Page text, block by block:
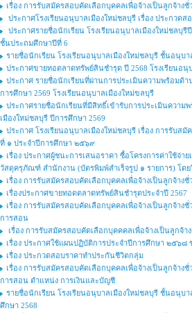
เรื่อง การรับสมัครสอบคัดเลือกบุคคลเพื่อจ้างเป็นลูกจ้างชั่
ประกาศโรงเรียนอนุบาลเมืองใหม่ชลบุรี เรื่อง ประกวด
ประกาศรายชื่อนักเรียน โรงเรียนอนุบาลเมืองใหม่ชลบุ
ชั้นประถมศึกษาปีที่ 6
รายชื่อนักเรียน โรงเรียนอนุบาลเมืองใหม่ชลบุรี ชั้นอนุบ
ประกาศขายทอตลาดทรัพย์สินชำรุด ปี 2568 โรงเรียนอนุ
ประกาศ รายชื่อนักเรียนที่ผ่านการประเมินความพร้อมด้
การศึกษา 2569 โรงเรียนอนุบาลเมืองใหม่ขลบุรี
ประกาศรายชื่อนักเรียนที่มีสิทธิ์เข้ารับการประเมินความ
เมืองใหม่ชลบุรี ปีการศึกษา 2569
ประกาศ โรงเรียนอนุบาลเมืองใหม่ชลบุรี เรื่อง การรับส
ที่ ๑ ประจำปีการศึกษา ๒๕๖๙
เรื่อง ประกาศผู้ชนะการเสนอราคา ซื้อโครงการค่าใช้จ่า
วัสดุครุภัณฑ์ สำนักงาน (บัตรพิมพ์สำเร็จรูป ๑ รายการ) โดย
เรื่อง การรับสมัครสอบคัดเลือกบุคคลเพื่อจ้างเป็นลูกจ้าง
เรื่องประกาศขายทอดตลาดทรัพย์สินชำรุดประจำปี 2567
เรื่อง การรับสมัครสอบคัดเลือกบุคคลเพื่อจ้างเป็นลูกจ้า
การสอน
เรื่อง การรับสมัครสอบคัดเลือกบุคคคลเพื่อจ้างเป็นลูกจ้า
เรื่อง ประกาศใช้แผนปฏิบัติการประจำปีการศึกษา ๒๕๖๘
เรื่อง ประกวดสอบราคาทำประกันชีวิตกลุ่ม
เรื่อง การรับสมัครสอบคัดเลือกบุคคลเพื่อจ้างเป็นลูกจ้า
การสอน ตำแหน่ง การเงินและบัญชี
รายชื่อนักเรียน โรงเรียนอนุบาลเมืองใหม่ชลบุรี ชั้นอนุบ
ศึกษา 2568